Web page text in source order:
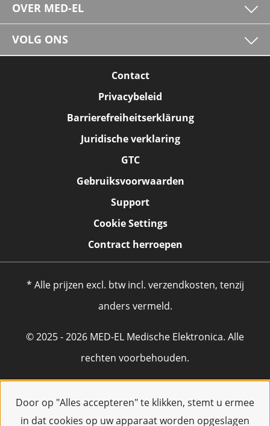
Door op "Alles accepteren" te klikken, stemt u ermee
in dat cookies op uw apparaat worden opgeslagen
OVER MED-EL
VOLG ONS
Contact
Privacybeleid
Barrierefreiheitserklärung
Juridische verklaring
GTC
Gebruiksvoorwaarden
Support
Cookie Settings
Contract herroepen
* Alle prijzen excl. btw incl. verzendkosten, tenzij
anders vermeld.
© 2025 - 2026 MED-EL Medische Elektronica. Alle
rechten voorbehouden.